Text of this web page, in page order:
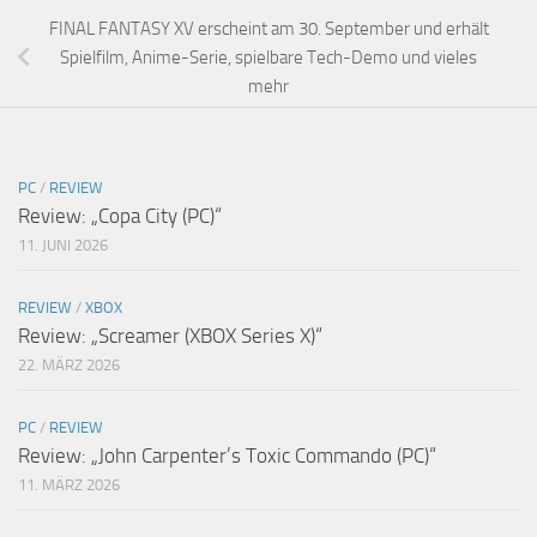
FINAL FANTASY XV erscheint am 30. September und erhält
Spielfilm, Anime-Serie, spielbare Tech-Demo und vieles
mehr
PC / REVIEW
Review: „Copa City (PC)“
11. JUNI 2026
REVIEW / XBOX
Review: „Screamer (XBOX Series X)“
22. MÄRZ 2026
PC / REVIEW
Review: „John Carpenter’s Toxic Commando (PC)“
11. MÄRZ 2026